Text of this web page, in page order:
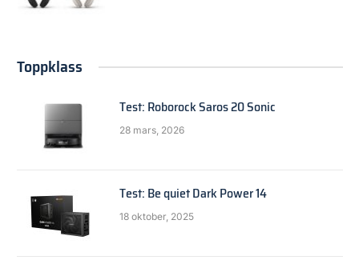
Toppklass
Test: Roborock Saros 20 Sonic
28 mars, 2026
Test: Be quiet Dark Power 14
18 oktober, 2025